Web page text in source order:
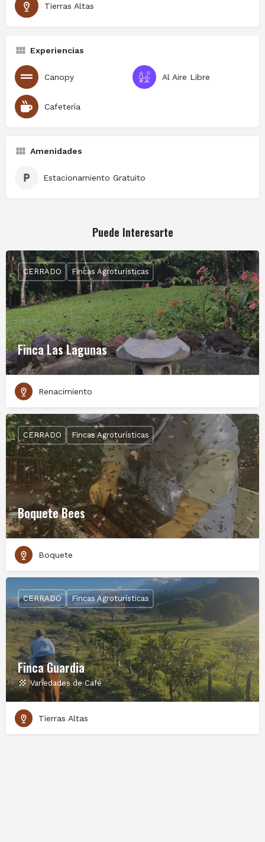
Tierras Altas
Experiencias
Canopy Al Aire Libre
Cafetería
Amenidades
Estacionamiento Gratuito
Puede Interesarte
Finca Las Lagunas
CERRADO Fincas Agroturísticas
Renacimiento
Boquete Bees
CERRADO Fincas Agroturísticas
Boquete
Finca Guardia
Variedades de Café
CERRADO Fincas Agroturísticas
Tierras Altas